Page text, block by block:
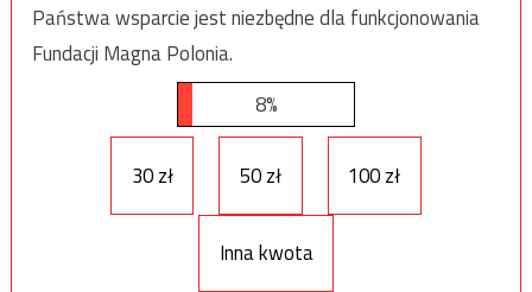
Państwa wsparcie jest niezbędne dla funkcjonowania
Fundacji Magna Polonia.
8%
30 zł 50 zł 100 zł
Inna kwota